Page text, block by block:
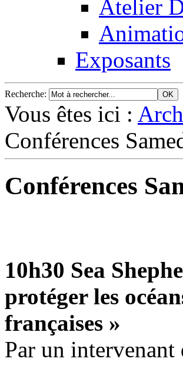
Atelier
Exposants
Recherche:
Vous êtes ici :
Conférences
Conférences
10h30 Sea
protéger les
françaises »
Par un